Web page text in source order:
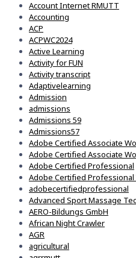
Account Internet RMUTT
Accounting
ACP
ACPWC2024
Active Learning
Activity for FUN
Activity transcript
Adaptivelearning
Admission
admissions
Admissions 59
Admissions57
Adobe Certified Associate
Adobe Certified Associate
Adobe Certified Professional
Adobe Certified
adobecertifiedprofessional
Advanced Sport Massage
AERO-Bildungs GmbH
African Night Crawler
AGR
agricultural